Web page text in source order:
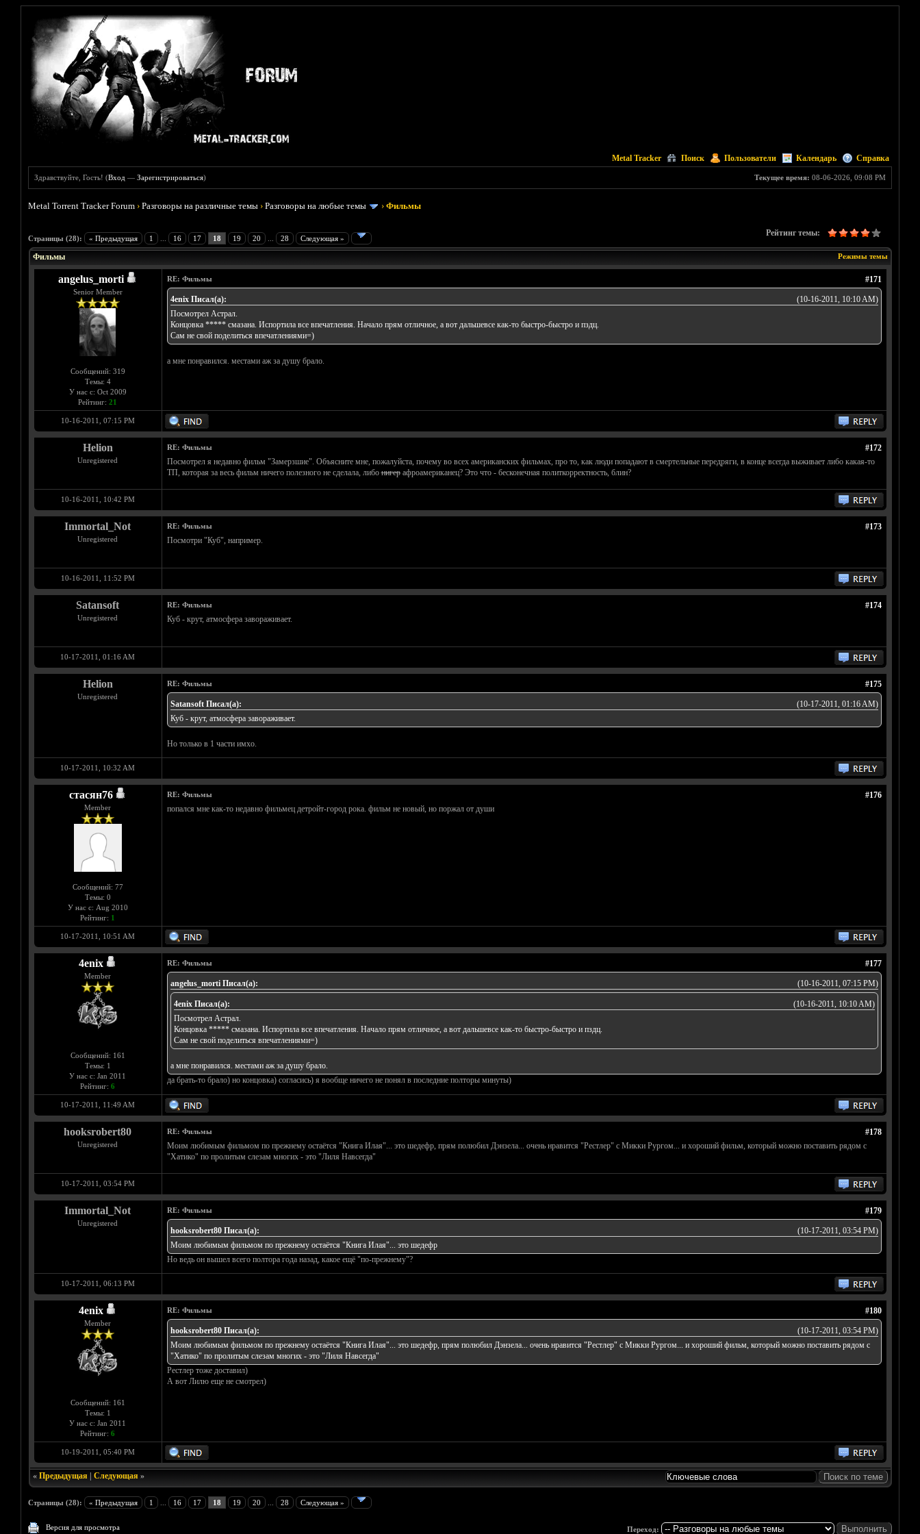
Metal Tracker Поиск Пользователи Календарь Справка
Текущее время: 08-06-2026, 09:08 PM
Здравствуйте, Гость! (Вход —Зарегистрироваться)
Metal Torrent Tracker Forum ›Разговоры на различные темы ›Разговоры на любые темы ›Фильмы
Страницы (28): « Предыдущая 1 16 17 18 19 20 28 Следующая »
Рейтинг темы:
Голосов: 4 - Средняя оценка: 3.75
1
2
3
4
5
Режимы темы
Фильмы
angelus_morti
Senior Member
Сообщений: 319
Темы: 4
У нас с: Oct 2009
Рейтинг: 21
#171
RE: Фильмы
(10-16-2011, 10:10 AM)
4enix Писал(а):
Посмотрел Астрал.
Концовка ***** смазана. Испортила все впечатления. Начало прям отличное, а вот дальшевсе как-то быстро-быстро и пздц.
Сам не свой поделиться впечатлениями=)
а мне понравился. местами аж за душу брало.
10-16-2011, 07:15 PM
Helion
Unregistered
#172
RE: Фильмы
Посмотрел я недавно фильм "Замерзшие". Объясните мне, пожалуйста, почему во всех американских фильмах, про то, как люди попадают в смертельные передряги, в конце всегда выживает либо какая-то
ТП, которая за весь фильм ничего полезного не сделала, либонигерафроамериканец? Это что - бесконечная политкорректность, блин?
10-16-2011, 10:42 PM
Immortal_Not
Unregistered
#173
RE: Фильмы
Посмотри "Куб", например.
10-16-2011, 11:52 PM
Satansoft
Unregistered
#174
RE: Фильмы
Куб - крут, атмосфера завораживает.
10-17-2011, 01:16 AM
Helion
Unregistered
#175
RE: Фильмы
(10-17-2011, 01:16 AM)
Satansoft Писал(а):
Куб - крут, атмосфера завораживает.
Но только в 1 части имхо.
10-17-2011, 10:32 AM
стасян76
Member
Сообщений: 77
Темы: 0
У нас с: Aug 2010
Рейтинг: 1
#176
RE: Фильмы
попался мне как-то недавно фильмец детройт-город рока. фильм не новый, но поржал от души
10-17-2011, 10:51 AM
4enix
Member
Сообщений: 161
Темы: 1
У нас с: Jan 2011
Рейтинг: 6
#177
RE: Фильмы
(10-16-2011, 07:15 PM)
angelus_morti Писал(а):
(10-16-2011, 10:10 AM)
4enix Писал(а):
Посмотрел Астрал.
Концовка ***** смазана. Испортила все впечатления. Начало прям отличное, а вот дальшевсе как-то быстро-быстро и пздц.
Сам не свой поделиться впечатлениями=)
а мне понравился. местами аж за душу брало.
да брать-то брало) но концовка) согласись) я вообще ничего не понял в последние полторы минуты)
10-17-2011, 11:49 AM
hooksrobert80
Unregistered
#178
RE: Фильмы
Моим любимым фильмом по прежнему остаётся "Книга Илая"... это шедефр, прям полюбил Дэнзела... очень нравится "Рестлер" с Микки Рургом... и хороший фильм, который можно поставить рядом с
"Хатико" по пролитым слезам многих - это "Лиля Навсегда"
10-17-2011, 03:54 PM
Immortal_Not
Unregistered
#179
RE: Фильмы
(10-17-2011, 03:54 PM)
hooksrobert80 Писал(а):
Моим любимым фильмом по прежнему остаётся "Книга Илая"... это шедефр
Но ведь он вышел всего полтора года назад, какое ещё "по-прежнему"?
10-17-2011, 06:13 PM
4enix
Member
Сообщений: 161
Темы: 1
У нас с: Jan 2011
Рейтинг: 6
#180
RE: Фильмы
(10-17-2011, 03:54 PM)
hooksrobert80 Писал(а):
Моим любимым фильмом по прежнему остаётся "Книга Илая"... это шедефр, прям полюбил Дэнзела... очень нравится "Рестлер" с Микки Рургом... и хороший фильм, который можно поставить рядом с
"Хатико" по пролитым слезам многих - это "Лиля Навсегда"
Рестлер тоже доставил)
А вот Лилю еще не смотрел)
10-19-2011, 05:40 PM
« Предыдущая| Следующая»
Страницы (28): « Предыдущая 1 16 17 18 19 20 28 Следующая »
Версия для просмотра Переход: